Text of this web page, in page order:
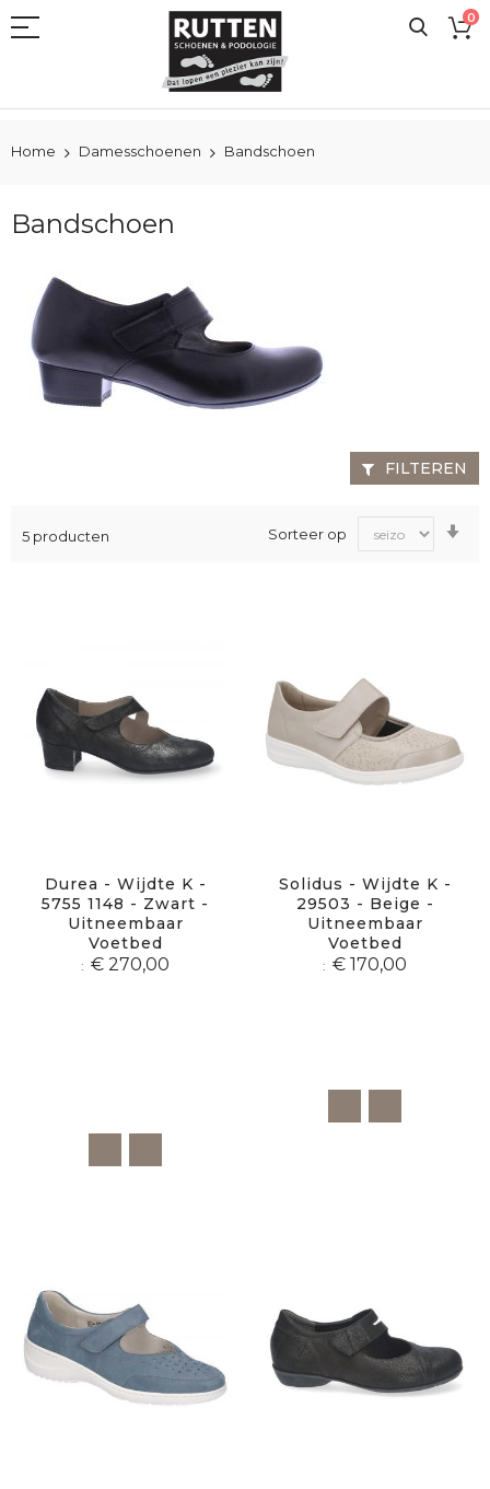
naar
0
Home Damesschoenen Bandschoen
Bandschoen
5 producten Sorteer op
Durea - Wijdte K -
5755 1148 - Zwart -
Uitneembaar
Voetbed
€ 270,00
Solidus - Wijdte K -
29503 - Beige -
Uitneembaar
Voetbed
€ 170,00
FILTEREN